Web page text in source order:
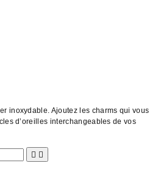
inoxydable. Ajoutez les charms qui vous
d’oreilles interchangeables de vos
 